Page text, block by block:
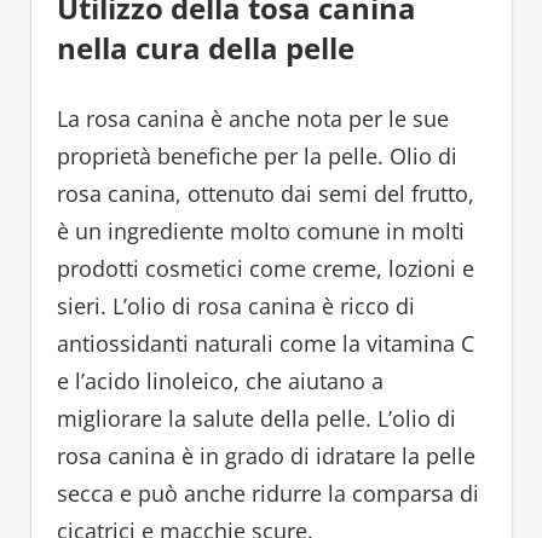
nella cura della pelle
La rosa canina è anche nota per le sue
proprietà benefiche per la pelle. Olio di
rosa canina, ottenuto dai semi del frutto,
è un ingrediente molto comune in molti
prodotti cosmetici come creme, lozioni e
sieri. L’olio di rosa canina è ricco di
antiossidanti naturali come la vitamina C
e l’acido linoleico, che aiutano a
migliorare la salute della pelle. L’olio di
rosa canina è in grado di idratare la pelle
secca e può anche ridurre la comparsa di
cicatrici e macchie scure.